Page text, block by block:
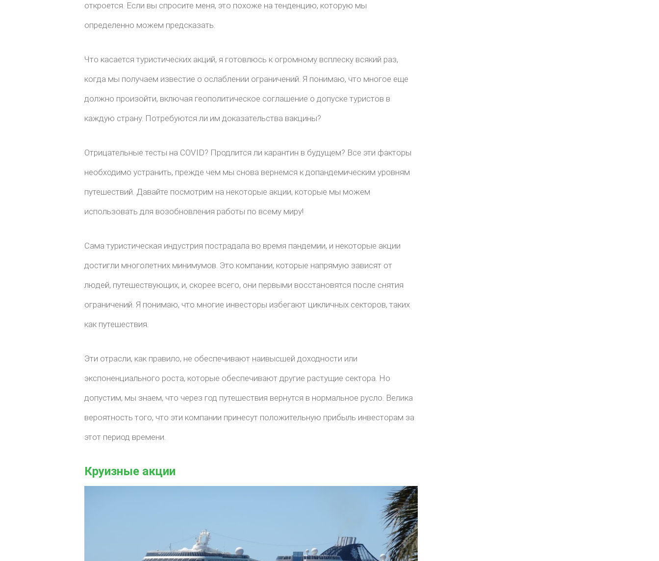
откроется. Если вы спросите меня, это похоже на тенденцию, которую мы
определенно можем предсказать.
Что касается туристических акций, я готовлюсь к огромному всплеску всякий раз,
когда мы получаем известие о ослаблении ограничений. Я понимаю, что многое еще
должно произойти, включая геополитическое соглашение о допуске туристов в
каждую страну. Потребуются ли им доказательства вакцины?
Отрицательные тесты на COVID? Продлится ли карантин в будущем? Все эти факторы
необходимо устранить, прежде чем мы снова вернемся к допандемическим уровням
путешествий. Давайте посмотрим на некоторые акции, которые мы можем
использовать для возобновления работы по всему миру!
Сама туристическая индустрия пострадала во время пандемии, и некоторые акции
достигли многолетних минимумов. Это компании, которые напрямую зависят от
людей, путешествующих, и, скорее всего, они первыми восстановятся после снятия
ограничений. Я понимаю, что многие инвесторы избегают цикличных секторов, таких
как путешествия.
Эти отрасли, как правило, не обеспечивают наивысшей доходности или
экспоненциального роста, которые обеспечивают другие растущие сектора. Но
допустим, мы знаем, что через год путешествия вернутся в нормальное русло. Велика
вероятность того, что эти компании принесут положительную прибыль инвесторам за
этот период времени.
Круизные акции